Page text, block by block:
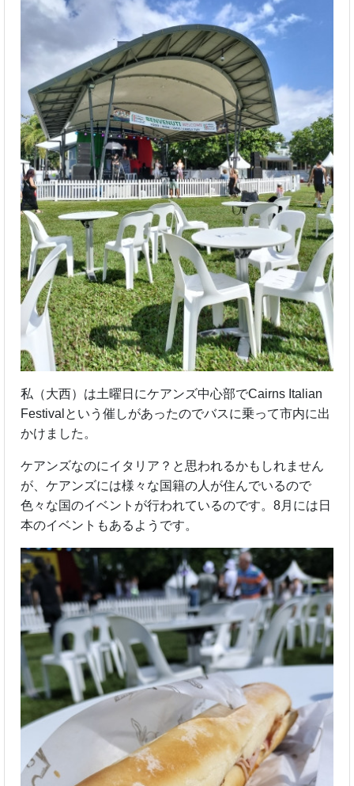
私（大西）は土曜日にケアンズ中心部でCairns Italian
Festivalという催しがあったのでバスに乗って市内に出
かけました。
ケアンズなのにイタリア？と思われるかもしれません
が、ケアンズには様々な国籍の人が住んでいるので
色々な国のイベントが行われているのです。8月には日
本のイベントもあるようです。